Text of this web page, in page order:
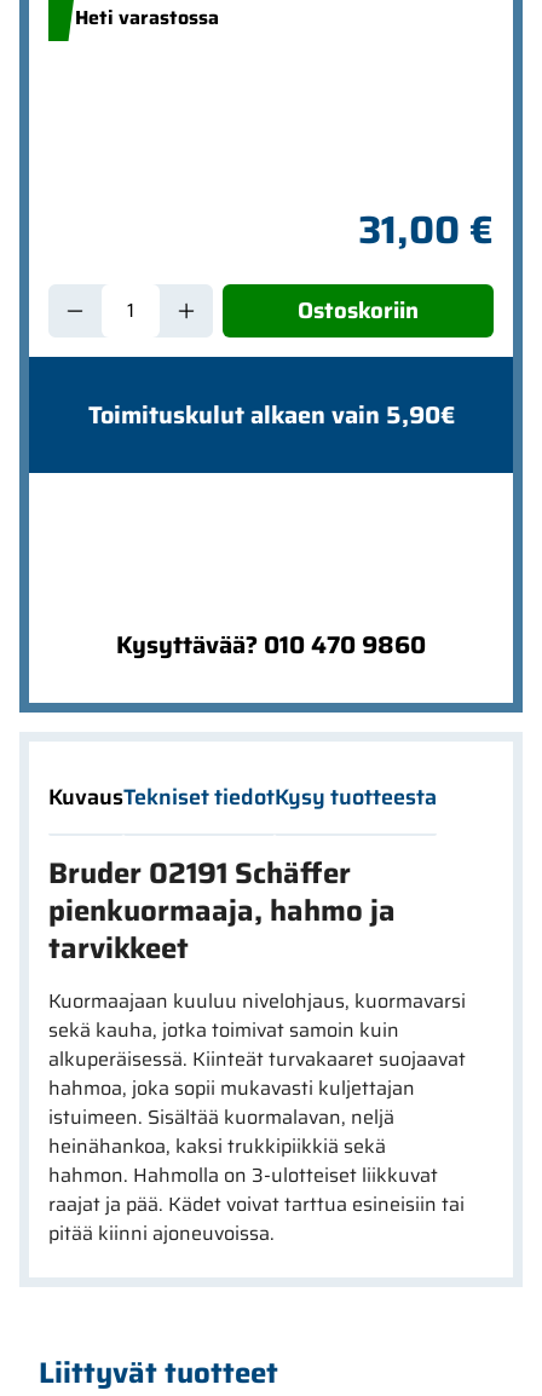
Heti varastossa
31,00 €
Ostoskoriin
Toimituskulut alkaen vain 5,90€
Kysyttävää? 010 470 9860
KuvausTekniset tiedotKysy tuotteesta
Bruder 02191 Schäffer
pienkuormaaja, hahmo ja
tarvikkeet
Kuormaajaan kuuluu nivelohjaus, kuormavarsi
sekä kauha, jotka toimivat samoin kuin
alkuperäisessä. Kiinteät turvakaaret suojaavat
hahmoa, joka sopii mukavasti kuljettajan
istuimeen. Sisältää kuormalavan, neljä
heinähankoa, kaksi trukkipiikkiä sekä
hahmon. Hahmolla on 3-ulotteiset liikkuvat
raajat ja pää. Kädet voivat tarttua esineisiin tai
pitää kiinni ajoneuvoissa.
Liittyvät tuotteet